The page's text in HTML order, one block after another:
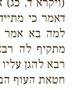
דאמר כי
למה בא אמר
מתקיף לה
רבא להגן
חטאת העוף